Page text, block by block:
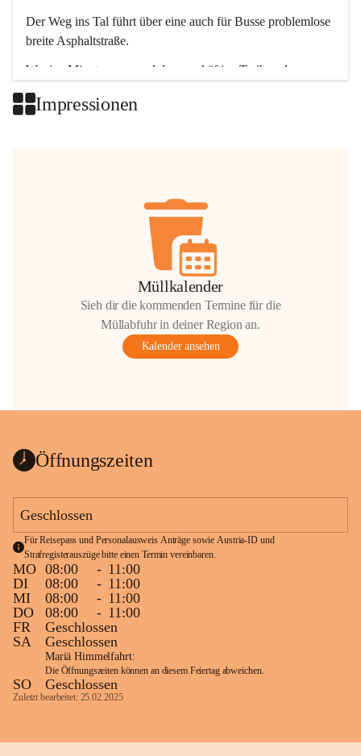
Der Weg ins Tal führt über eine auch für Busse problemlose
breite Asphaltstraße.
Wenige Minuten nur, und das geschäftige Treiben der
Impressionen
Müllkalender
Sieh dir die kommenden Termine für die
Müllabfuhr in deiner Region an.
Kalender ansehen
Öffnungszeiten
Geschlossen
Für Reisepass und Personalausweis Anträge sowie Austria-ID und
Strafregisterauszüge bitte einen Termin vereinbaren.
MO 08:00 - 11:00
DI
08:00 - 11:00
MI
08:00 - 11:00
DO
08:00 - 11:00
FR
Geschlossen
SA
Geschlossen
Mariä Himmelfahrt:
Die Öffnungszeiten können an diesem Feiertag abweichen.
SO Geschlossen
Zuletzt bearbeitet: 25.02.2025